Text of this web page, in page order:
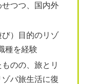
つつ、国内外
）目的のリゾ
種を経験
のの、旅とリ
バ旅生活に復